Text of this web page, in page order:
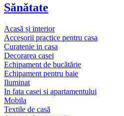
Sănătate
Acasă și interior
Accesorii practice pentru casa
Curatenie in casa
Decorarea casei
Echipament de bucătărie
Echipament pentru baie
Iluminat
In fata casei si apartamentului
Mobila
Textile de casă